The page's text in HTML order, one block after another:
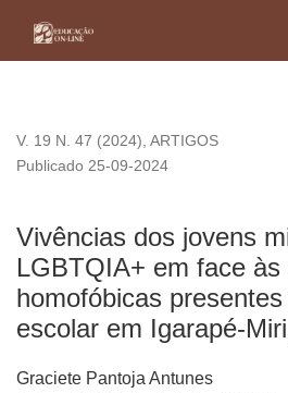
V. 19 N. 47 (2024), ARTIGOS
Vivências dos jovens
LGBTQIA+ em face
homofóbicas
escolar em Igarapé-
Publicado 25-09-2024
Graciete Pantoja Antunes